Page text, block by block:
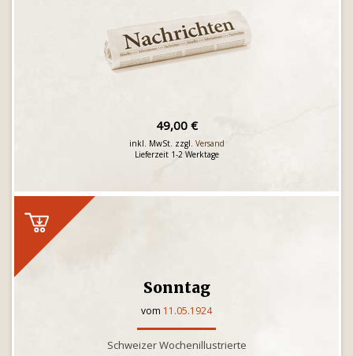
49,00 €
inkl. MwSt. zzgl. Versand
Lieferzeit 1-2 Werktage
Sonntag
vom 11.05.1924
Schweizer Wochenillustrierte